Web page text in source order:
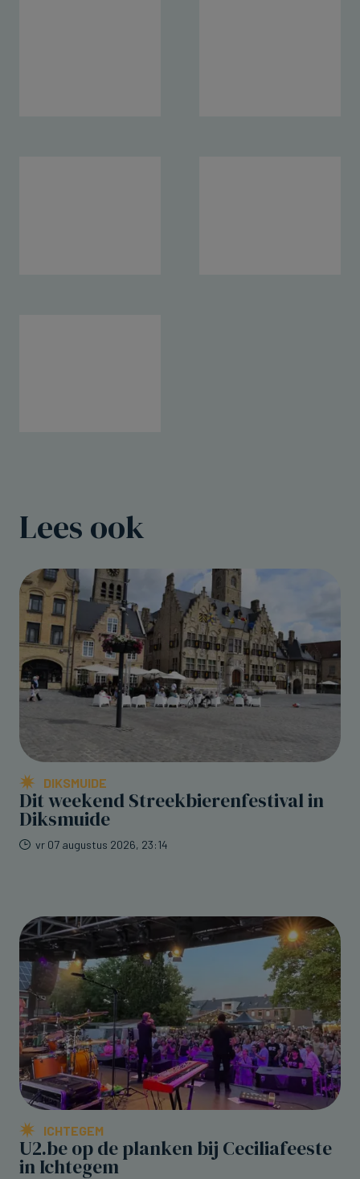
Lees ook
DIKSMUIDE
Dit weekend Streekbierenfestival in
Diksmuide
vr 07 augustus 2026, 23:14
ICHTEGEM
U2.be op de planken bij Ceciliafeeste
in Ichtegem